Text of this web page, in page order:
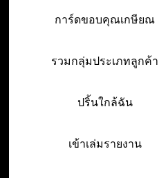
การ์ดขอบคุณเกษียณ
รวมกลุ่มประเภทลูกค้า
ปริ้นใกล้ฉัน
เข้าเล่มรายงาน